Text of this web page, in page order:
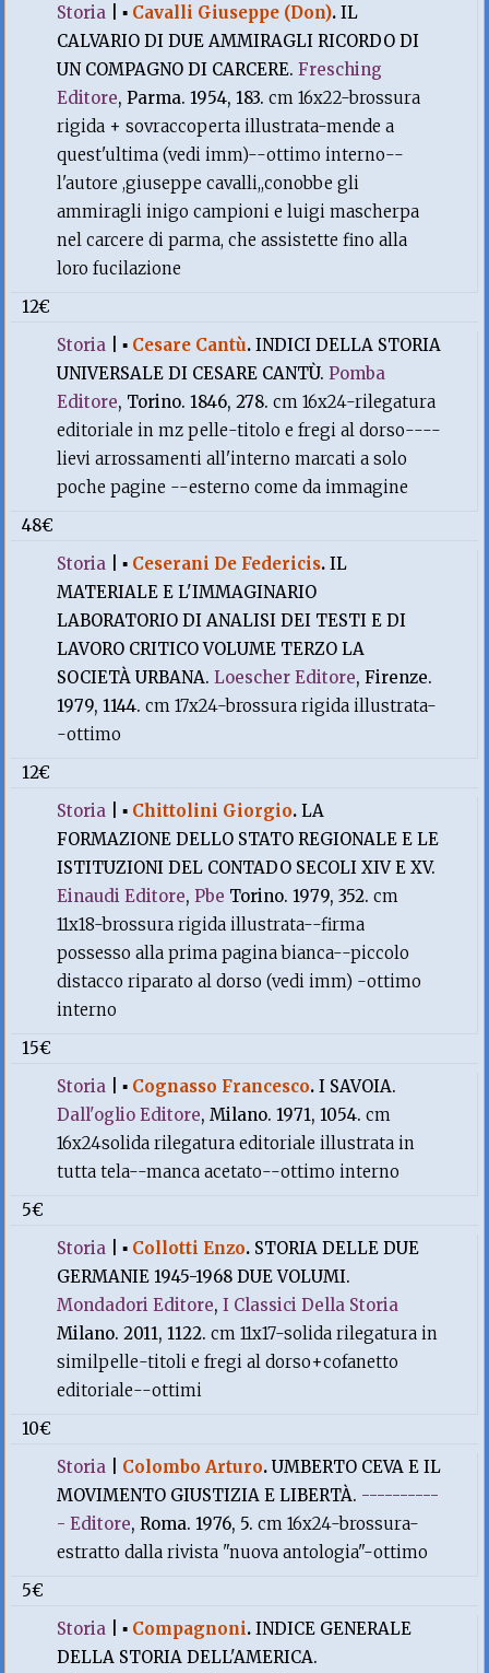
Storia |▪ Cavalli Giuseppe (Don).IL
CALVARIO DI DUE AMMIRAGLI RICORDO DI
UN COMPAGNO DI CARCERE.Fresching
Editore, Parma. 1954, 183.cm 16x22-brossura
rigida + sovraccoperta illustrata-mende a
quest'ultima (vedi imm)--ottimo interno--
l'autore ,giuseppe cavalli,,conobbe gli
ammiragli inigo campioni e luigi mascherpa
nel carcere di parma, che assistette fino alla
loro fucilazione
12€
Storia |▪ Cesare Cantù.INDICI DELLA STORIA
UNIVERSALE DI CESARE CANTÙ.Pomba
Editore, Torino. 1846, 278.cm 16x24-rilegatura
editoriale in mz pelle-titolo e fregi al dorso----
lievi arrossamenti all'interno marcati a solo
poche pagine --esterno come da immagine
48€
Storia |▪ Ceserani De Federicis.IL
MATERIALE E L'IMMAGINARIO
LABORATORIO DI ANALISI DEI TESTI E DI
LAVORO CRITICO VOLUME TERZO LA
SOCIETÀ URBANA.Loescher Editore, Firenze.
1979, 1144.cm 17x24-brossura rigida illustrata-
-ottimo
12€
Storia |▪ Chittolini Giorgio.LA
FORMAZIONE DELLO STATO REGIONALE E LE
ISTITUZIONI DEL CONTADO SECOLI XIV E XV.
Einaudi Editore,Pbe Torino. 1979, 352.cm
11x18-brossura rigida illustrata--firma
possesso alla prima pagina bianca--piccolo
distacco riparato al dorso (vedi imm) -ottimo
interno
15€
Storia |▪ Cognasso Francesco.I SAVOIA.
Dall'oglio Editore, Milano. 1971, 1054.cm
16x24solida rilegatura editoriale illustrata in
tutta tela--manca acetato--ottimo interno
5€
Storia |▪ Collotti Enzo. STORIA DELLE DUE
GERMANIE 1945-1968 DUE VOLUMI.
Mondadori Editore,I Classici Della Storia
Milano. 2011, 1122.cm 11x17-solida rilegatura in
similpelle-titoli e fregi al dorso+cofanetto
editoriale--ottimi
10€
Storia
Colombo Arturo.UMBERTO CEVA E IL
MOVIMENTO GIUSTIZIA E LIBERTÀ. ----------
- Editore, Roma. 1976, 5.cm 16x24-brossura-
estratto dalla rivista "nuova antologia"-ottimo
5€
Storia |▪ Compagnoni.INDICE GENERALE
DELLA STORIA DELL'AMERICA.